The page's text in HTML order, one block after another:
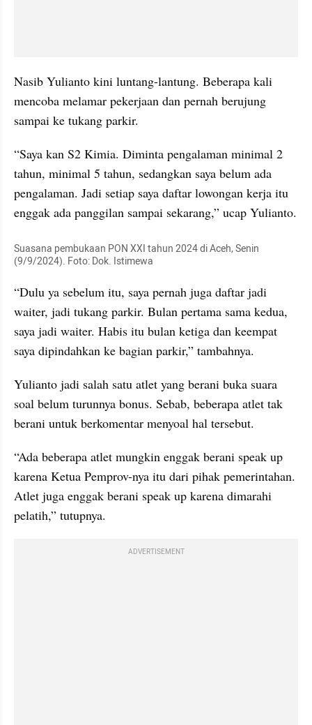
Nasib Yulianto kini luntang-lantung. Beberapa kali
mencoba melamar pekerjaan dan pernah berujung
sampai ke tukang parkir.
“Saya kan S2 Kimia. Diminta pengalaman minimal 2
tahun, minimal 5 tahun, sedangkan saya belum ada
pengalaman. Jadi setiap saya daftar lowongan kerja itu
enggak ada panggilan sampai sekarang,” ucap Yulianto.
Suasana pembukaan PON XXI tahun 2024 di Aceh, Senin
(9/9/2024). Foto: Dok. Istimewa
“Dulu ya sebelum itu, saya pernah juga daftar jadi
waiter, jadi tukang parkir. Bulan pertama sama kedua,
saya jadi waiter. Habis itu bulan ketiga dan keempat
saya dipindahkan ke bagian parkir,” tambahnya.
Yulianto jadi salah satu atlet yang berani buka suara
soal belum turunnya bonus. Sebab, beberapa atlet tak
berani untuk berkomentar menyoal hal tersebut.
“Ada beberapa atlet mungkin enggak berani speak up
karena Ketua Pemprov-nya itu dari pihak pemerintahan.
Atlet juga enggak berani speak up karena dimarahi
pelatih,” tutupnya.
ADVERTISEMENT